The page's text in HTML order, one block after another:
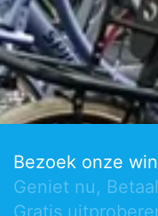
Bezoek onze
Geniet nu,